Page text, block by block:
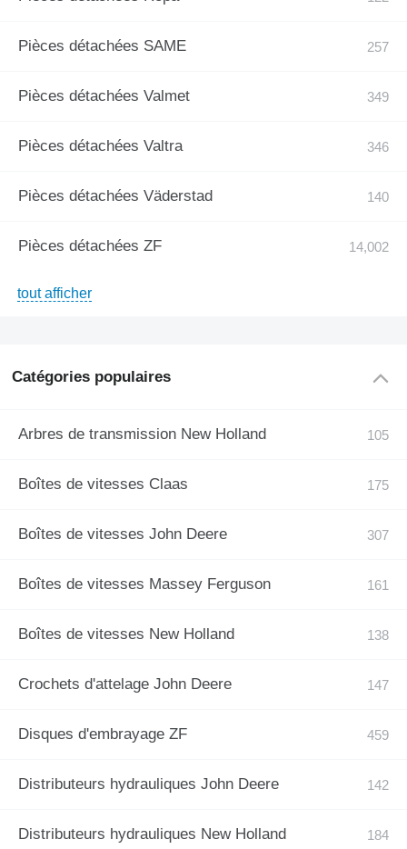
Pièces détachées SAME
Pièces détachées Valmet
Pièces détachées Valtra
Pièces détachées Väderstad
Pièces détachées ZF
tout afficher
Catégories populaires
Arbres de transmission New Holland
Boîtes de vitesses Claas
Boîtes de vitesses John Deere
Boîtes de vitesses Massey Ferguson
Boîtes de vitesses New Holland
Crochets d'attelage John Deere
Disques d'embrayage ZF
Distributeurs hydrauliques John Deere
Distributeurs hydrauliques New Holland